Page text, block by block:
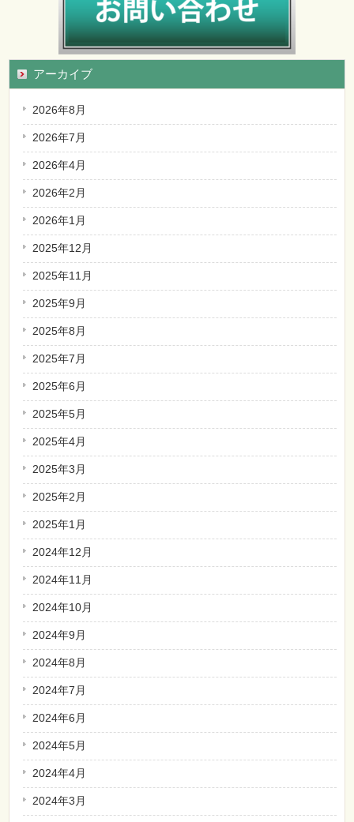
アーカイブ
2026年8月
2026年7月
2026年4月
2026年2月
2026年1月
2025年12月
2025年11月
2025年9月
2025年8月
2025年7月
2025年6月
2025年5月
2025年4月
2025年3月
2025年2月
2025年1月
2024年12月
2024年11月
2024年10月
2024年9月
2024年8月
2024年7月
2024年6月
2024年5月
2024年4月
2024年3月